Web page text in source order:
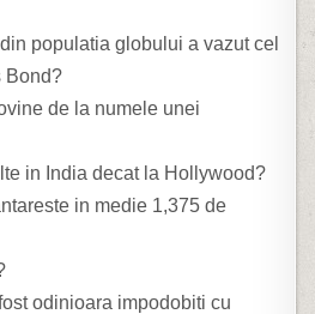
populatia globului a vazut cel
Bond?
de la numele unei
in India decat la Hollywood?
in medie 1,375 de
odinioara impodobiti cu